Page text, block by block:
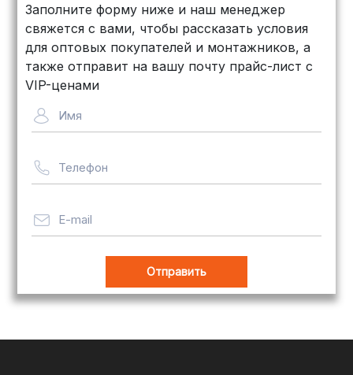
объемных заказов. Сроки — от 3
дней, стоимость — от500 рублей
Байкал Сервис: Идеально подходит
для крупногабаритных товаров.
рассчитывается индивидуально
Важно! Мы заботимся о том, чтобы
целости и сохранности, независимо
от их размера.
Заполните форму ниже и наш менеджер
свяжется с вами, чтобы рассказать условия
для оптовых покупателей и монтажников, а
также отправит на вашу почту прайс-лист с
VIP-ценами
Имя
Телефон
E-mail